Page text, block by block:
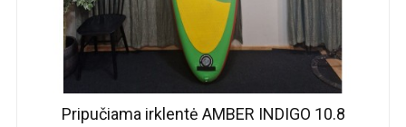
Pripučiama irklentė AMBER INDIGO 10.8